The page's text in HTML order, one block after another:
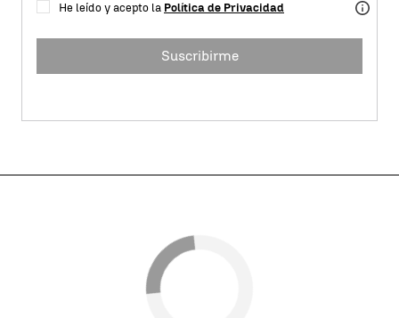
He leído y acepto la Política de Privacidad
Suscribirme